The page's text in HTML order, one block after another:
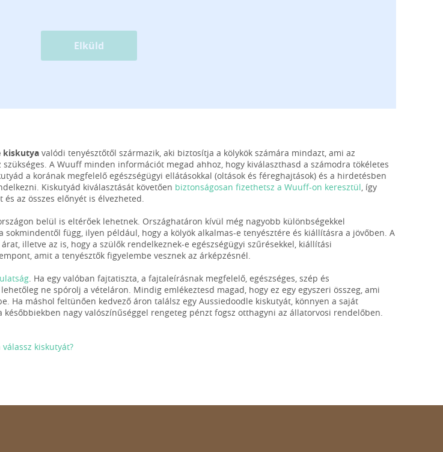
Elküld
kiskutya valódi tenyésztőtől származik, aki biztosítja a kölykök számára mindazt, ami az
A Wuuff minden információt megad ahhoz, hogy kiválaszthasd a számodra tökéletes
a korának megfelelő egészségügyi ellátásokkal (oltások és féreghajtások) és a hirdetésben
Kiskutyád kiválasztását követően biztonságosan fizethetsz a Wuuff-on keresztül, így
az összes előnyét is élvezheted.
belül is eltérőek lehetnek. Országhatáron kívül még nagyobb különbségekkel
sokmindentől függ, ilyen például, hogy a kölyök alkalmas-e tenyésztére és kiállításra a jövőben. A
illetve az is, hogy a szülők rendelkeznek-e egészségügyi szűrésekkel, kiállítási
amit a tenyésztők figyelembe vesznek az árképzésnél.
. Ha egy valóban fajtatiszta, a fajtaleírásnak megfelelő, egészséges, szép és
ne spórolj a vételáron. Mindig emlékeztesd magad, hogy ez egy egyszeri összeg, ami
Ha máshol feltünően kedvező áron találsz egy Aussiedoodle kiskutyát, könnyen a saját
nagy valószínűséggel rengeteg pénzt fogsz otthagyni az állatorvosi rendelőben.
kiskutyát?